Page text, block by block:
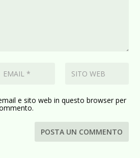
e sito web in questo browser per